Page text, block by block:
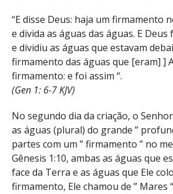
“E disse Deus: haja um firmamento
e divida as águas das águas. E
e dividiu as águas que estavam
firmamento das águas que [eram] ]
firmamento: e foi assim “.
(Gen 1: 6-7 KJV)
No segundo dia da criação, o
as águas (plural) do grande ”
partes com um ” firmamento ” no
Gênesis 1:10, ambas as águas que
face da Terra e as águas que Ele
firmamento, Ele chamou de ” Mares